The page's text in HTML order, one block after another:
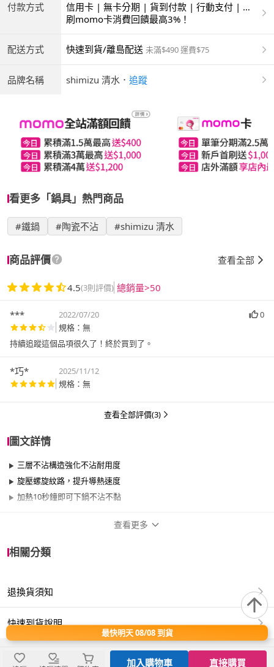
付款方式
信用卡 | 無卡分期 | 貨到付款 | 行動支付 | 超
商付款 | ATM | 銀聯卡
刷momo卡消費回饋最高3%！
配送方式 快速到貨/離島配送 未滿$490 運費$75
品牌名稱 shimizu 清水 ． 追蹤
看更多「鍋具」熱門商品
#鐵鍋 #陶瓷不沾 #shimizu 清水
商品評價 查看全部
4.5(3則評價) 總銷量>50
*** 2022/07/20
0
規格：無
持續追蹤這個品項很久了！終於買到了。
*巧*
2025/11/12
規格：無
查看全部評價(3)
圖文詳情
三層不沾構造強化不沾耐用度
旋壓螺旋紋路，提升導熱速度
加熱10秒鐘即可下鍋不沾不黏
尺寸
材質 鐵/鑄鐵
適用於 電磁爐、瓦斯爐
查看更多
相關分類
退換貨須知
快速到貨說明
最快明天 08/08 到貨
加入購物車 直接購買